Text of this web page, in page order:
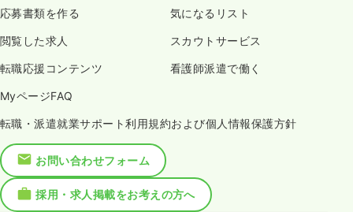
応募書類を作る 気になるリスト
閲覧した求人 スカウトサービス
転職応援コンテンツ 看護師派遣で働く
MyページFAQ
転職・派遣就業サポート利用規約および個人情報保護方針
お問い合わせフォーム
採用・求人掲載をお考えの方へ